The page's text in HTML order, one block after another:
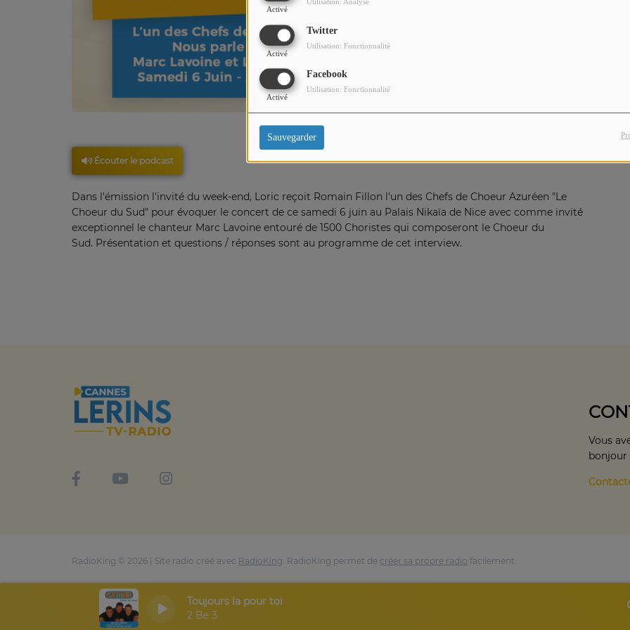
Activé
Twitter
Activé
Utilisation: Fonctionnalité
Facebook
Activé
Utilisation: Fonctionnalité
Sauvegarder
Toujours la pour toi
2 Be 3
Écouter le podcast
Dans l'émission l'invité du week-end, Loric reçoit Romain Fillon l'un des Chefs de Choeur Azuréen "Le
Choeur du Sud" pour évoquer le concert de ce samedi 6 juin au Palais Nikaïa de Nice avec comme invité
exceptionnel le chanteur Marc Lavoine entouré de 1500 Choristes qui composeront le Choeur du
Sud. Présentation et questions / réponses sont au programme de cet interview.
Vous
bonjour
RadioKing © 2026 | Site radio créé avec RadioKing . RadioKing permet de créer sa propre radio facilement.